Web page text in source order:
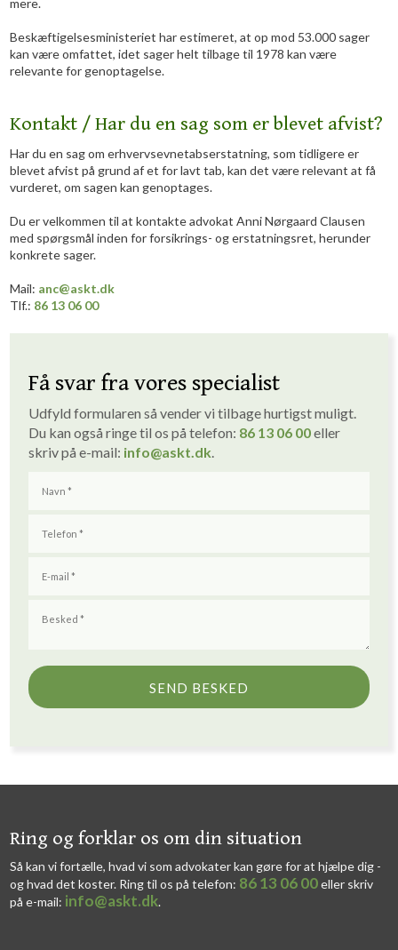
mere.
Beskæftigelsesministeriet har estimeret, at op mod 53.000 sager
kan være omfattet, idet sager helt tilbage til 1978 kan være
relevante for genoptagelse.
Kontakt / Har du en sag som er blevet afvist?
Har du en sag om erhvervsevnetabserstatning, som tidligere er
blevet afvist på grund af et for lavt tab, kan det være relevant at få
vurderet, om sagen kan genoptages.
Du er velkommen til at kontakte advokat Anni Nørgaard Clausen
med spørgsmål inden for forsikrings- og erstatningsret, herunder
konkrete sager.
Mail: anc@askt.dk
Tlf.: 86 13 06 00
Få svar fra vores specialist
Udfyld formularen så vender vi tilbage hurtigst muligt. ​
Du kan også ringe til os på telefon: 86 13 06 00eller
skriv på e-mail: info@askt.dk​.
​​Ring og forklar os om din situation
Så kan vi fortælle, hvad vi som advokater kan gøre for at hjælpe dig -
og hvad det koster. Ring til os på telefon: 86 13 06 00eller skriv
på e-mail: info@askt.dk​.​